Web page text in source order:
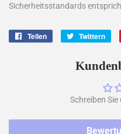
Sicherheitsstandards
Teilen Twittern
Schreiben